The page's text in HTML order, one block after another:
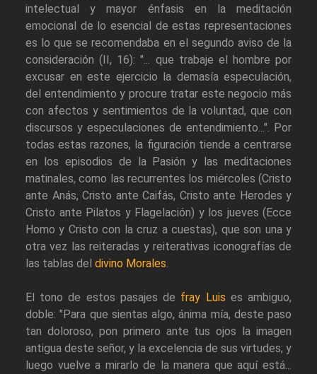
intelectual y mayor énfasis en la meditación
emocional de lo esencial de estas representaciones
es lo que se recomendaba en el segundo aviso de la
consideración (II, 16): "... que trabaje el hombre por
excusar en este ejercicio la demasía especulación,
del entendimiento y procure tratar este negocio más
con afectos y sentimientos de la voluntad, que con
discursos y especulaciones de entendimiento...". Por
todas estas razones, la figuración tiende a centrarse
en los episodios de la Pasión y las meditaciones
matinales, como las recurrentes los miércoles (Cristo
ante Anás, Cristo ante Caifás, Cristo ante Herodes y
Cristo ante Pilatos y Flagelación) y los jueves (Ecce
Homo y Cristo con la cruz a cuestas), que son una y
otra vez las reiteradas y reiterativas iconografías de
las tablas del divino Morales.
El tono de estos pasajes de fray Luis es ambiguo,
doble: "Para que sientas algo, ánima mía, deste paso
tan doloroso, pon primero ante tus ojos la imagen
antigua deste señor, y la excelencia de sus virtudes; y
luego vuelve a mirarlo de la manera que aquí está...